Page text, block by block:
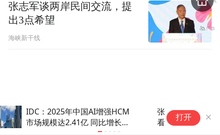
张朝阳：AI让内容产生了塑料感 我从来不
看AI漫剧
打开
张志军谈两岸民间交流，提
出3点希望
海峡新干线